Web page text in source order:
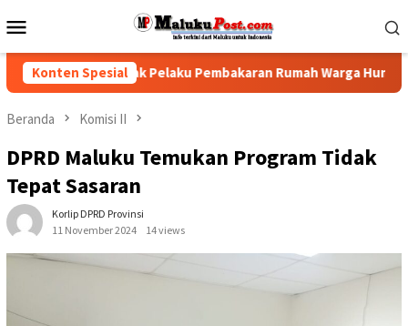
ke
Mobile
Konten Spesial
Polisi Tindak Pelaku Pembakaran Rumah Warga Hunuth
Beranda Komisi II
DPRD Maluku Temukan Program Tidak
Tepat Sasaran
Korlip DPRD Provinsi
11 November 2024
14 views